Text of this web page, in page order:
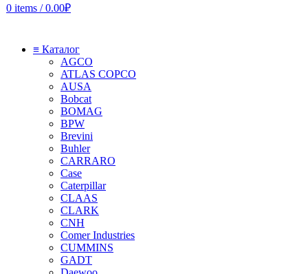
0 items / 0.00₽
≡ Каталог
AGCO
ATLAS COPCO
AUSA
Bobcat
BOMAG
BPW
Brevini
Buhler
CARRARO
Case
Caterpillar
CLAAS
CLARK
CNH
Comer Industries
CUMMINS
GADT